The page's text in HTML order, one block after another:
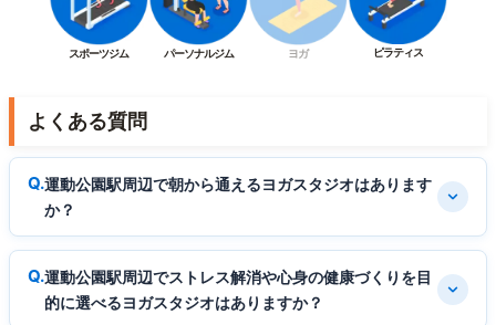
スポーツジム パーソナルジム ヨガ ピラティス
よくある質問
運動公園駅周辺で朝から通えるヨガスタジオはあります
か？
運動公園駅周辺でストレス解消や心身の健康づくりを目
的に選べるヨガスタジオはありますか？